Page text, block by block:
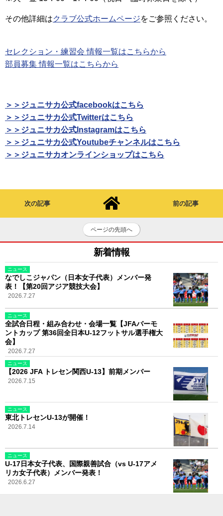
その他詳細はクラブ公式ホームページをご参照ください。
セレクション・練習会 情報一覧はこちらから
部員募集 情報一覧はこちらから
＞＞ジュニサカ公式facebookはこちら
＞＞ジュニサカ公式Twitterはこちら
＞＞ジュニサカ公式Instagramはこちら
＞＞ジュニサカ公式Youtubeチャンネルはこちら
＞＞ジュニサカオンラインショップはこちら
次の記事 前の記事
ページの先頭へ
新着情報
ニュース
なでしこジャパン（日本女子代表）メンバー発
表！【第20回アジア競技大会】
2026.7.27
ニュース
全試合日程・組み合わせ・会場一覧【JFAバーモ
ントカップ 第36回全日本U-12フットサル選手権大
会】
2026.7.27
ニュース
【2026 JFA トレセン関西U-13】前期メンバー
2026.7.15
ニュース
東北トレセンU-13が開催！
2026.7.14
ニュース
U-17日本女子代表、国際親善試合（vs U-17アメ
リカ女子代表）メンバー発表！
2026.6.27